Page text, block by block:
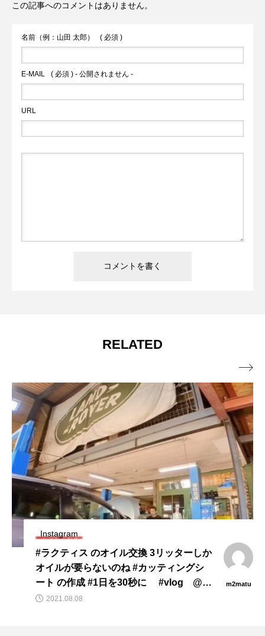
この記事へのコメントはありません。
名前（例：山田 太郎） ( 必須 )
E-MAIL ( 必須 ) - 公開されません -
URL
RELATED
Instagram
#ラクティス のオイル交換 3リッターしか
オイルが要らないのね #カッティングシ
ート の作成 #1日を30秒に ⠀ #vlog⠀ @m
2matu ⠀ @michihisa902 ⠀ #マツバラミ
m2matu
2021.08.08
